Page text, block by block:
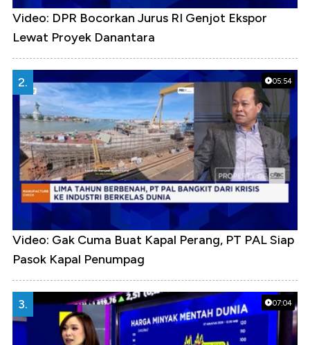
Video: DPR Bocorkan Jurus RI Genjot Ekspor
Lewat Proyek Danantara
05:54
2.
Video: Gak Cuma Buat Kapal Perang, PT PAL Siap
Pasok Kapal Penumpag
07:04
3.